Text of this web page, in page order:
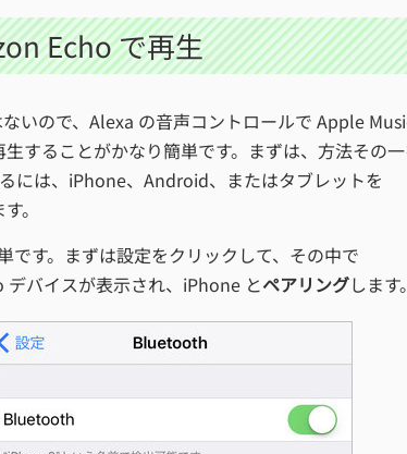
Echo で再生
いので、Alexa の音声コントロールで Apple
することがかなり簡単です。まずは、方法その
には、iPhone、Android、またはタブレットを
。
す。まずは設定をクリックして、その中で
バイスが表示され、iPhone とペアリングします